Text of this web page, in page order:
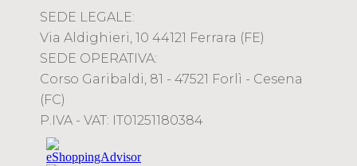
SEDE LEGALE:
Via Aldighieri, 10 44121 Ferrara (FE)
SEDE OPERATIVA:
Corso Garibaldi, 81 - 47521 Forlì - Cesena
(FC)
P.IVA - VAT: IT01251180384